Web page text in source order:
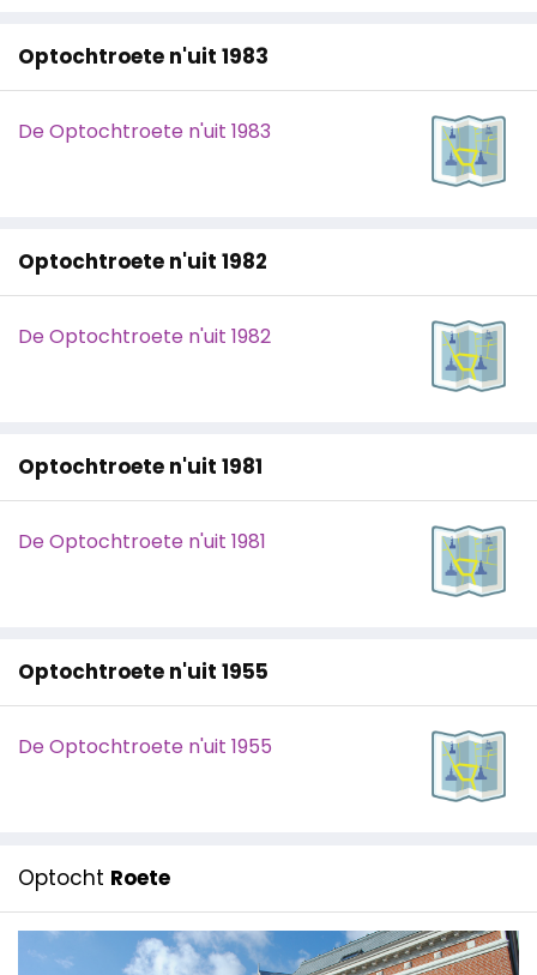
Optochtroete n'uit 1983
De Optochtroete n'uit 1983
Optochtroete n'uit 1982
De Optochtroete n'uit 1982
Optochtroete n'uit 1981
De Optochtroete n'uit 1981
Optochtroete n'uit 1955
De Optochtroete n'uit 1955
Optocht Roete